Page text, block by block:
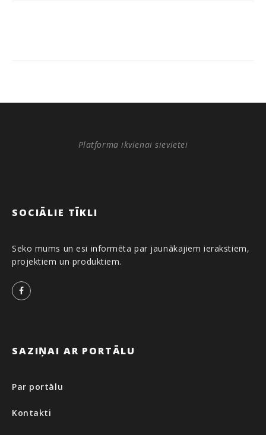
Platforma ikvienai sievietei
SOCIĀLIE TĪKLI
Seko mums un esi informēta par jaunākajiem ierakstiem,
projektiem un produktiem.
SAZIŅAI AR PORTĀLU
Par portālu
Kontakti